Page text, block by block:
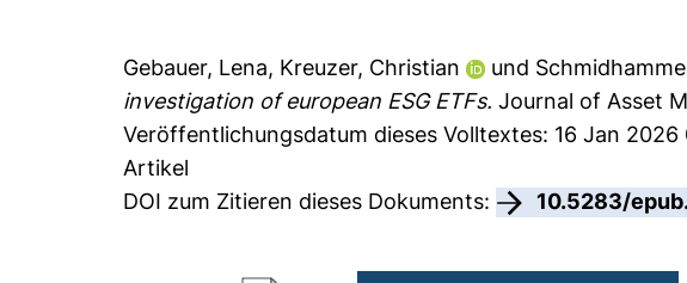
Gebauer, Lena, Kreuzer, Christian und
investigation of european ESG ETFs. Journal of Asset
Veröffentlichungsdatum dieses Volltextes: 16 Jan 2026
Artikel
DOI zum Zitieren dieses Dokuments:
10.5283/